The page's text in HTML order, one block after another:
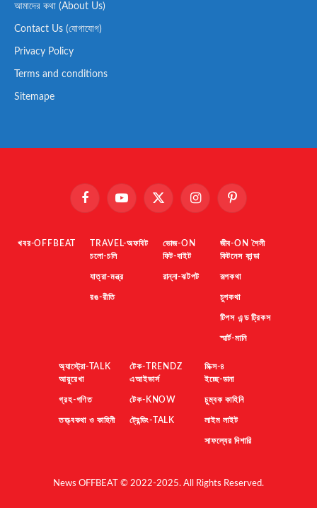
আমাদের কথা (About Us)
Contact Us (যোগাযোগ)
Privacy Policy
Terms and conditions
Sitemape
FacebookYouTube X
InstagramPinterest
খবর-OFFBEAT
TRAVEL-অফবিট
চলো-চলি
যাত্রা-মন্ত্র
রঙ-রীতি
ভোজ-ON
ফিট-বাইট
রান্না-ঝটপট
জীব-ON শৈলী
ফিটনেস ফান্ডা
রূপকথা
চুপকথা
টিপস এন্ড ট্রিকস
স্মার্ট-মানি
অ্যাস্ট্রো-TALK
আয়ুরেখা
গ্রহ-গণিত
তত্ত্বকথা ও কাহিনী
টেক-TRENDZ
এআইভার্স
টেক-KNOW
ট্রেন্ডিং-TALK
মিক্স-৪
ইচ্ছে-ডানা
চুম্বক কাহিনি
লাইম লাইট
সাফল্যের দিশারি
News OFFBEAT © 2022-2025. All Rights Reserved.